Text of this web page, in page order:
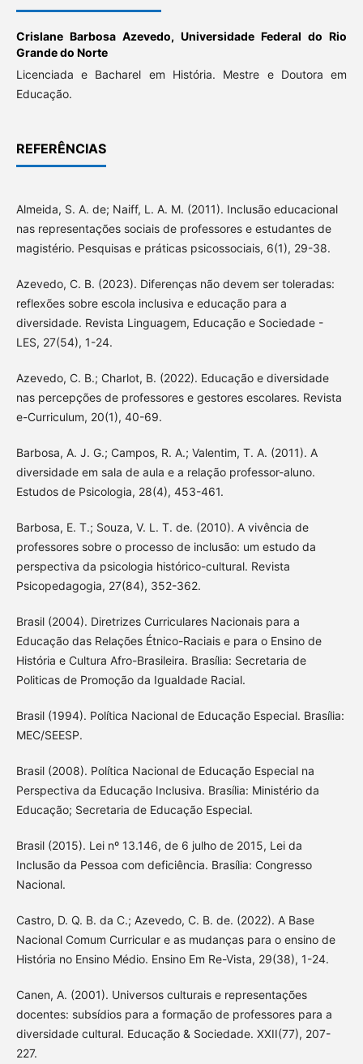
Crislane Barbosa Azevedo, Universidade Federal do Rio
Grande do Norte
Licenciada e Bacharel em História. Mestre e Doutora em
Educação.
REFERÊNCIAS
Almeida, S. A. de; Naiff, L. A. M. (2011). Inclusão educacional
nas representações sociais de professores e estudantes de
magistério. Pesquisas e práticas psicossociais, 6(1), 29-38.
Azevedo, C. B. (2023). Diferenças não devem ser toleradas:
reflexões sobre escola inclusiva e educação para a
diversidade. Revista Linguagem, Educação e Sociedade -
LES, 27(54), 1-24.
Azevedo, C. B.; Charlot, B. (2022). Educação e diversidade
nas percepções de professores e gestores escolares. Revista
e-Curriculum, 20(1), 40-69.
Barbosa, A. J. G.; Campos, R. A.; Valentim, T. A. (2011). A
diversidade em sala de aula e a relação professor-aluno.
Estudos de Psicologia, 28(4), 453-461.
Barbosa, E. T.; Souza, V. L. T. de. (2010). A vivência de
professores sobre o processo de inclusão: um estudo da
perspectiva da psicologia histórico-cultural. Revista
Psicopedagogia, 27(84), 352-362.
Brasil (2004). Diretrizes Curriculares Nacionais para a
Educação das Relações Étnico-Raciais e para o Ensino de
História e Cultura Afro-Brasileira. Brasília: Secretaria de
Politicas de Promoção da Igualdade Racial.
Brasil (1994). Política Nacional de Educação Especial. Brasília:
MEC/SEESP.
Brasil (2008). Política Nacional de Educação Especial na
Perspectiva da Educação Inclusiva. Brasília: Ministério da
Educação; Secretaria de Educação Especial.
Brasil (2015). Lei nº 13.146, de 6 julho de 2015, Lei da
Inclusão da Pessoa com deficiência. Brasília: Congresso
Nacional.
Castro, D. Q. B. da C.; Azevedo, C. B. de. (2022). A Base
Nacional Comum Curricular e as mudanças para o ensino de
História no Ensino Médio. Ensino Em Re-Vista, 29(38), 1-24.
Canen, A. (2001). Universos culturais e representações
docentes: subsídios para a formação de professores para a
diversidade cultural. Educação & Sociedade. XXII(77), 207-
227.